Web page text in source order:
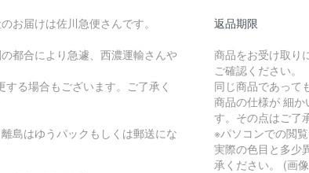
お届けは佐川急便さんです。
都合により急遽、西濃運輸さんや
る場合もございます。ご了承く
島はゆうパックもしくは郵送にな
返品期限
商品をお受け取り
ご確認ください。
同じ商品であって
商品の仕様が 細か
す。その点はご了
※パソコンでの閲
実際の色目と多少
承ください。 (画